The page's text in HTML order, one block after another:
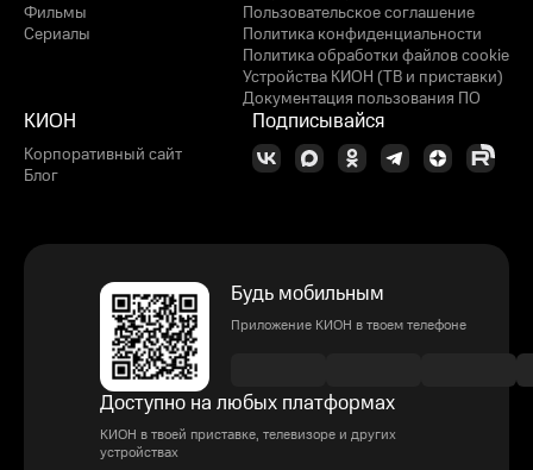
Фильмы
Сериалы
Пользовательское соглашение
Политика конфиденциальности
Политика обработки файлов cookie
Устройства КИОН (ТВ и приставки)
Документация пользования ПО
КИОН
Корпоративный сайт
Блог
Подписывайся
Будь мобильным
Приложение КИОН в твоем телефоне
Доступно на любых платформах
КИОН в твоей приставке, телевизоре и других
устройствах